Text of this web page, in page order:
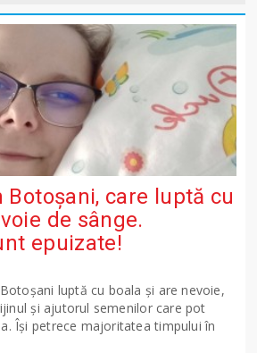
Botoșani, care luptă cu
de sânge.
epuizate!
luptă cu boala și are nevoie,
și ajutorul semenilor care pot
Își petrece majoritatea timpului în